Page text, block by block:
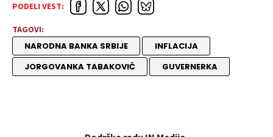
PODELI VEST:
TAGOVI:
NARODNA BANKA SRBIJE
INFLACIJA
JORGOVANKA TABAKOVIĆ
GUVERNERKA